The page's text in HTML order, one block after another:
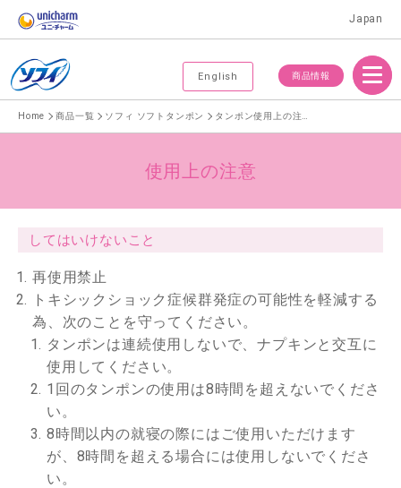
Japan
English 商品情報
Menu
Home 商品一覧 ソフィ ソフトタンポン
使用上の注意
してはいけないこと
再使用禁止
トキシックショック症候群発症の可能性を軽減する
為、次のことを守ってください。
タンポンは連続使用しないで、ナプキンと交互に
使用してください。
1回のタンポンの使用は8時間を超えないでくださ
い。
8時間以内の就寝の際にはご使用いただけます
が、8時間を超える場合には使用しないでくださ
い。